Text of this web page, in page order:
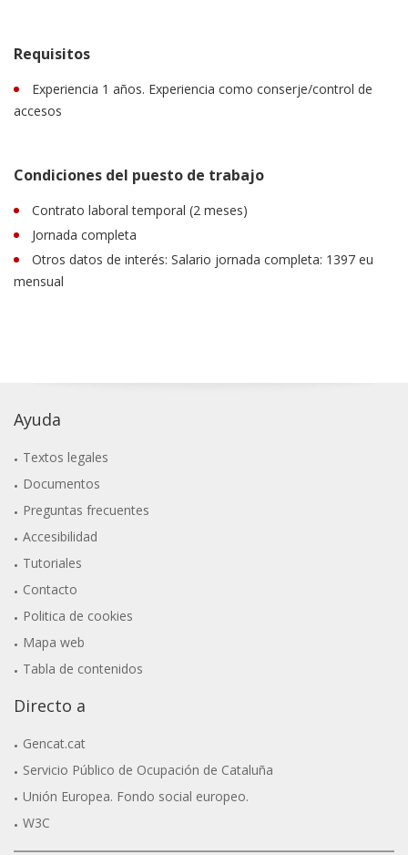
Requisitos
Experiencia 1 años. Experiencia como conserje/control de
accesos
Condiciones del puesto de trabajo
Contrato laboral temporal (2 meses)
Jornada completa
Otros datos de interés: Salario jornada completa: 1397 eu
mensual
Ayuda
Textos legales
Documentos
Preguntas frecuentes
Accesibilidad
Tutoriales
Contacto
Politica de cookies
Mapa web
Tabla de contenidos
Directo a
Gencat.cat
Servicio Público de Ocupación de Cataluña
Unión Europea. Fondo social europeo.
W3C